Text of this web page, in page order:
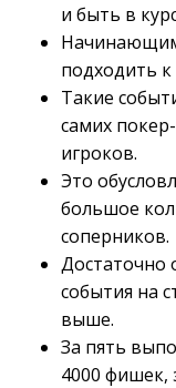
и быть в
подходить к
Такие
самих
игроков.
Это
большое
соперников.
Достаточно
события на
выше.
За пять
4000 фишек,